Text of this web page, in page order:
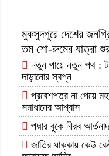
মুকসুদপুরে দেশের
তম শো-রুমের যাত্রা
নতুন পায়ে নতুন পথ :
দাড়ানোর স্বপ্ন
প্রবেশপত্র না পেয়ে
সমাধানের আশ্বাস
পদ্মার বুকে নীরব
জাতির ধাক্কায় কেউ